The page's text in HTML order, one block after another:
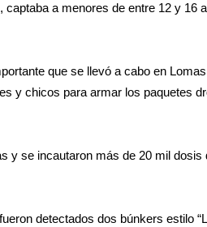
a menores de entre 12 y
que se llevó a cabo en
y chicos para armar los paquetes
y se incautaron más de 20 mil
detectados dos búnkers estilo